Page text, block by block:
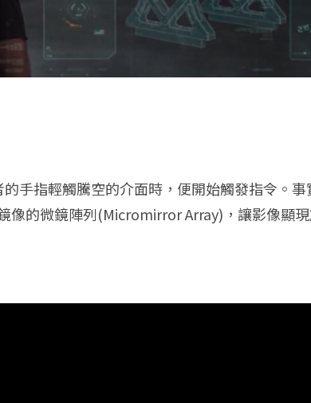
手指輕觸騰空的介面時，便開始觸發指令。
的微鏡陣列(Micromirror Array)，讓影像顯